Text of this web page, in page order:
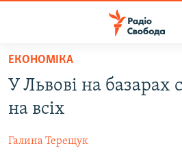
Перейти
основного
матеріалу
до
РАДІО СВОБОДА – 70 РОКІВ
ПОЛІТИКА
ВІЙНА
ЕКОНОМІКА
У Львові на базарах
на всіх
Галина Терещук